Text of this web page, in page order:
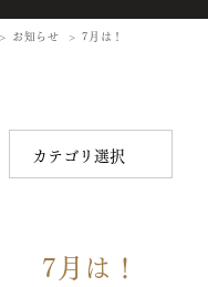
お知らせ 7月は！
7月は！